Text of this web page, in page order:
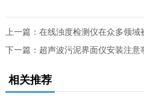
上一篇： 在线浊度检测仪在众多领域
下一篇： 超声波污泥界面仪安装注意
相关推荐